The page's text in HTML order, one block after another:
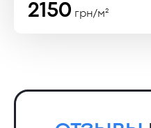
2150 грн/м²